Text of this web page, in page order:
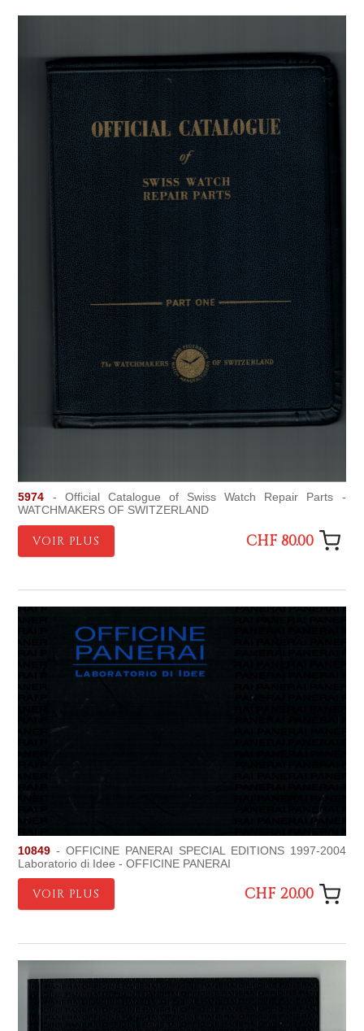
5974 - Official Catalogue of Swiss Watch Repair Parts -
WATCHMAKERS OF SWITZERLAND
VOIR PLUS CHF 80.00
10849 - OFFICINE PANERAI SPECIAL EDITIONS 1997-2004
Laboratorio di Idee - OFFICINE PANERAI
VOIR PLUS CHF 20.00